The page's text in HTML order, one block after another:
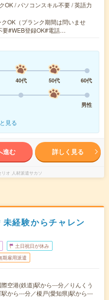
OK / パソコンスキル不要 / 英語力
OK（ブランク期間は問いませ
要#WEB登録OK#電話…
40代 50代
60代
男性
見る
進む 詳しく見る
リオ 人材派遣サカソ
未経験からチャレン
土日祝日が休み
期雇用派遣
空港(鉄道)駅から---分／りんくう
から---分／榎戸(愛知県)駅から---